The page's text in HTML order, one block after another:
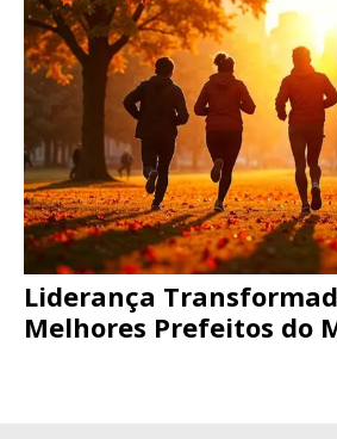
Liderança
Melhores Prefeitos do